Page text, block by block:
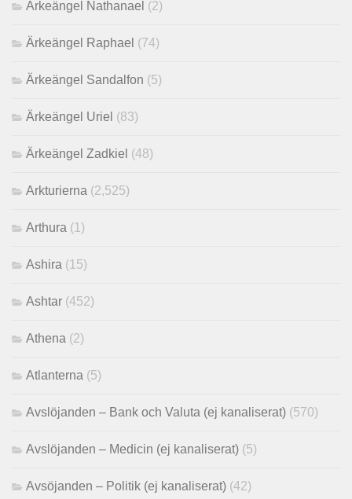
Ärkeängel Nathanael (2)
Ärkeängel Raphael (74)
Ärkeängel Sandalfon (5)
Ärkeängel Uriel (83)
Ärkeängel Zadkiel (48)
Arkturierna (2,525)
Arthura (1)
Ashira (15)
Ashtar (452)
Athena (2)
Atlanterna (5)
Avslöjanden – Bank och Valuta (ej kanaliserat) (570)
Avslöjanden – Medicin (ej kanaliserat) (5)
Avsöjanden – Politik (ej kanaliserat) (42)